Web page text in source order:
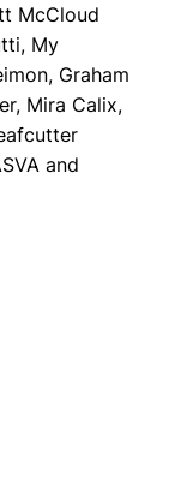
McCloud
My
Graham
Mira Calix,
and